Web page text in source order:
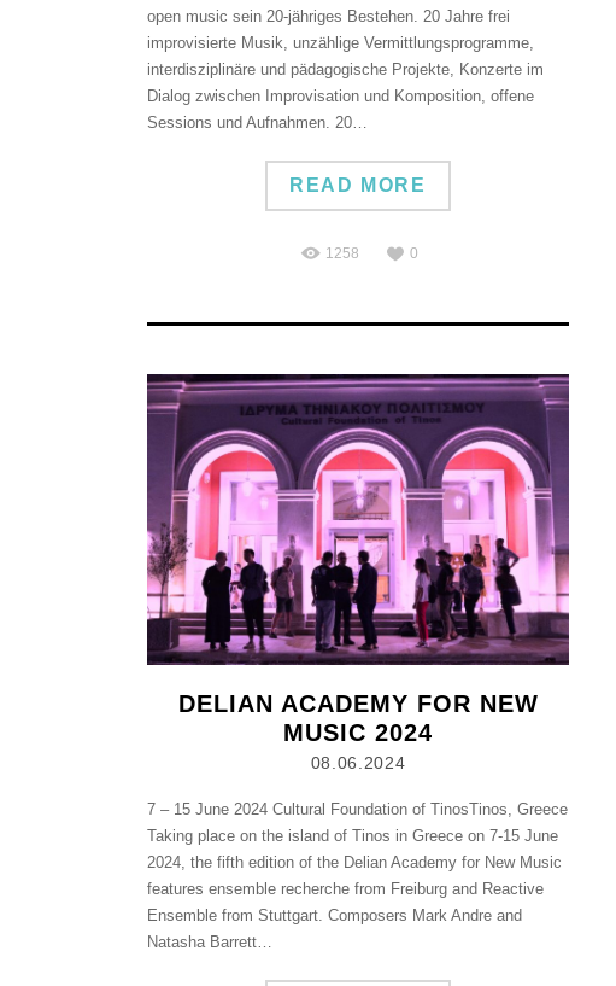
open music sein 20-jähriges Bestehen. 20 Jahre frei
improvisierte Musik, unzählige Vermittlungsprogramme,
interdisziplinäre und pädagogische Projekte, Konzerte im
Dialog zwischen Improvisation und Komposition, offene
Sessions und Aufnahmen. 20…
READ MORE
1258 0
DELIAN ACADEMY FOR NEW
MUSIC 2024
08.06.2024
7 – 15 June 2024 Cultural Foundation of TinosTinos, Greece
Taking place on the island of Tinos in Greece on 7-15 June
2024, the fifth edition of the Delian Academy for New Music
features ensemble recherche from Freiburg and Reactive
Ensemble from Stuttgart. Composers Mark Andre and
Natasha Barrett…